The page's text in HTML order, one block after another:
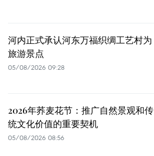
河内正式承认河东万福织绸工艺村为
旅游景点
05/08/2026 09:28
2026年荞麦花节：推广自然景观和传
统文化价值的重要契机
05/08/2026 08:56